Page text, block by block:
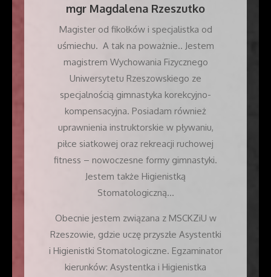
mgr Magdalena Rzeszutko
Magister od fikołków i specjalistka od
uśmiechu. A tak na poważnie.. Jestem
magistrem Wychowania Fizycznego
Uniwersytetu Rzeszowskiego ze
specjalnością gimnastyka korekcyjno-
kompensacyjna. Posiadam również
uprawnienia instruktorskie w pływaniu,
piłce siatkowej oraz rekreacji ruchowej
fitness – nowoczesne formy gimnastyki.
Jestem także Higienistką
Stomatologiczną…
Obecnie jestem związana z MSCKZiU w
Rzeszowie, gdzie uczę przyszłe Asystentki
i Higienistki Stomatologiczne. Egzaminator
kierunków: Asystentka i Higienistka